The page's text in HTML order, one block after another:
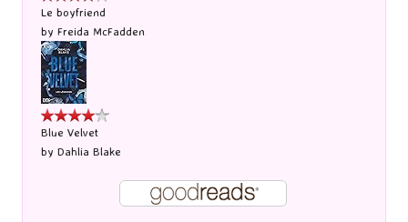
Le boyfriend
by Freida McFadden
Blue Velvet
by Dahlia Blake